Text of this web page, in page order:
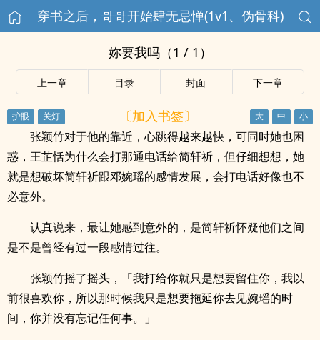
穿书之后，哥哥开始肆无忌惮(1v1、伪骨科)
妳要我吗（1 / 1）
上一章 目录 封面 下一章
〔加入书签〕
张颖竹对于他的靠近，心跳得越来越快，可同时她也困
惑，王芷恬为什么会打那通电话给简轩祈，但仔细想想，她
就是想破坏简轩祈跟邓婉瑶的感情发展，会打电话好像也不
必意外。
认真说来，最让她感到意外的，是简轩祈怀疑他们之间
是不是曾经有过一段感情过往。
张颖竹摇了摇头，「我打给你就只是想要留住你，我以
前很喜欢你，所以那时候我只是想要拖延你去见婉瑶的时
间，你并没有忘记任何事。」